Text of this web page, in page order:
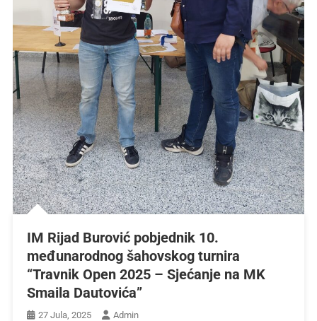
IM Rijad Burović pobjednik 10.
međunarodnog šahovskog turnira
“Travnik Open 2025 – Sjećanje na MK
Smaila Dautovića”
27 Jula, 2025 Admin